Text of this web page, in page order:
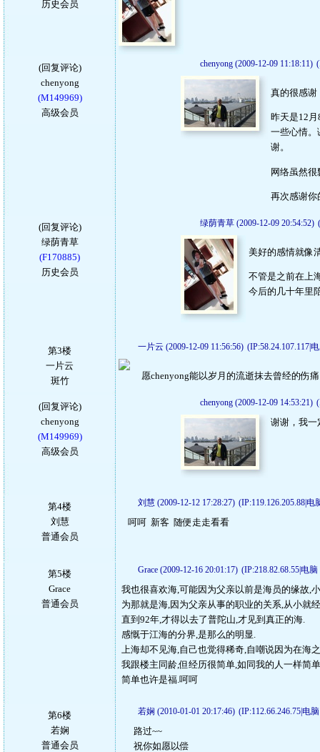
历史会员
(回复评论)
chenyong
(M149969)
高级会员
chenyong (2009-12-09 11:18:11)
真的很感谢
昨天是12
一些心情。
谢。
网络虽然
再次感谢你
(回复评论)
绿荫青草
(F170885)
历史会员
绿荫青草 (2009-12-09 20:54:52)
美好的感情就像
不管是之前在上
今后的几十年里
第3楼
一片云
斑竹
一片云 (2009-12-09 11:56:56) (IP:58.24.107.117|
愿chenyong能以岁月的流逝抹去曾经的伤
(回复评论)
chenyong
(M149969)
高级会员
chenyong (2009-12-09 14:53:21)
谢谢，我一
第4楼
刘慧
普通会员
刘慧 (2009-12-12 17:28:27) (IP:119.126.205.88|电
呵呵 新客 随便走走看看
第5楼
Grace
普通会员
Grace (2009-12-16 20:01:17) (IP:218.82.68.55|电
我也很喜欢海,可能因为父亲以前是海员的缘故,
为那就是海,因为父亲从事的职业的关系,从小就
直到92年,才得以去了普陀山,才见到真正的海.
感慨于江海的分界,是那么的明显.
上海却不见海,自己也觉得稀奇,自嘲说因为在海
我跟楼主同龄,但经历很简单,如同我的人一样简
简单也许是福.呵呵
第6楼
若娴
普通会员
若娴 (2010-01-01 20:17:46) (IP:112.66.246.75|电
路过~~
祝你如愿以偿